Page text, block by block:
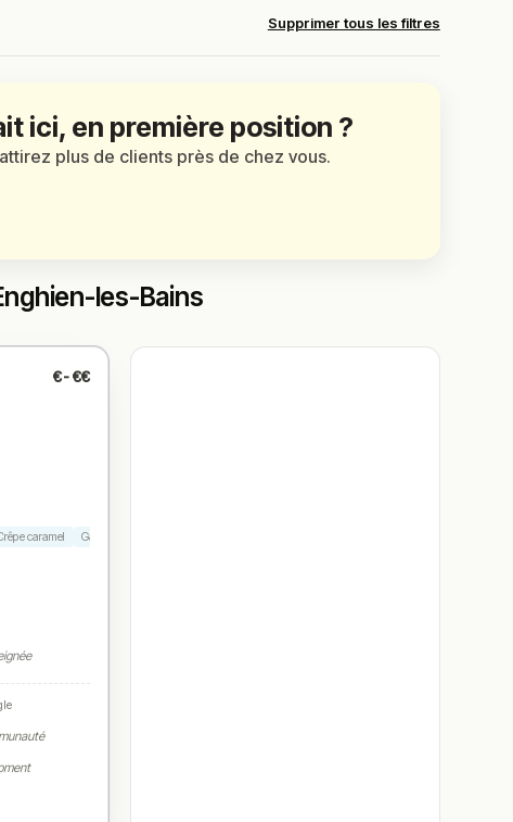
Supprimer tous les filtres
ici, en première position ?
plus de clients près de chez vous.
les-Bains
€-€€
caramel Galette poulet